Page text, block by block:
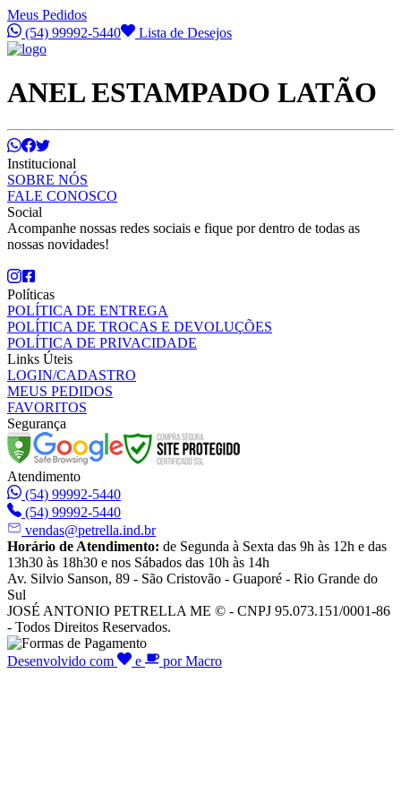
Meus Pedidos
(54) 99992-5440
Lista de Desejos
ANEL ESTAMPADO LATÃO
Institucional
SOBRE NÓS
FALE CONOSCO
Social
Acompanhe nossas redes sociais e fique por dentro de todas as
nossas novidades!
Políticas
POLÍTICA DE ENTREGA
POLÍTICA DE TROCAS E DEVOLUÇÕES
POLÍTICA DE PRIVACIDADE
Links Úteis
LOGIN/CADASTRO
MEUS PEDIDOS
FAVORITOS
Segurança
Atendimento
(54) 99992-5440
(54) 99992-5440
vendas@petrella.ind.br
Horário de Atendimento: de Segunda à Sexta das 9h às 12h e das
13h30 às 18h30 e nos Sábados das 10h às 14h
Av. Silvio Sanson, 89 - São Cristovão - Guaporé - Rio Grande do
Sul
JOSÉ ANTONIO PETRELLA ME © - CNPJ 95.073.151/0001-86
- Todos Direitos Reservados.
Desenvolvido com e por Macro